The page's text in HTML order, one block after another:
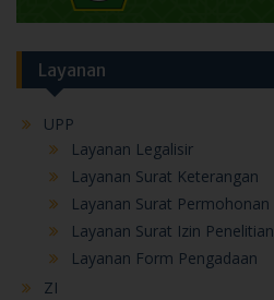
Layanan
UPP
Layanan Legalisir
Layanan Surat Keterangan
Layanan Surat Permohonan
Layanan Surat Izin Penelitian
Layanan Form Pengadaan
ZI